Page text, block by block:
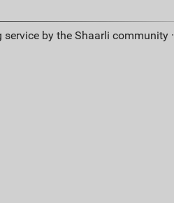
by the Shaarli community ·